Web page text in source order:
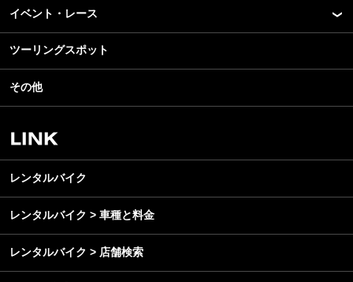
モデル情報
カスタマイズパーツ
テクノロジー
名車・旧車
ビジネス
アプリ
ライディングギア
ツーリング
アウトドア
レンタルバイク
イベント・レース
モータースポーツ
イベント
スクール・レッスン
ツーリングスポット
その他
レンタルバイク
レンタルバイク > 車種と料金
レンタルバイク > 店舗検索